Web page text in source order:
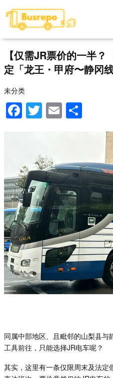
【仅需JR票价的一半
定「龙王・甲府〜静冈
未分类
F
e
b
o
o
k
T
er
E
同属中部地区、且毗邻的山梨县与
工具前往，只能选择JR电车呢？
其实，这里有一条仅限周末及法定